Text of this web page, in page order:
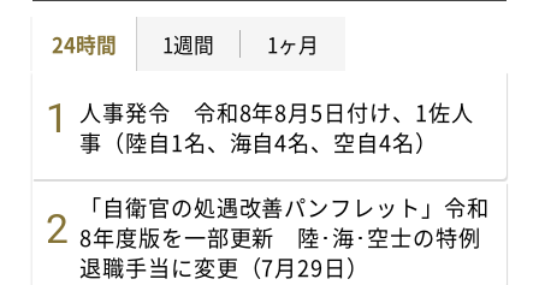
24時間 1週間 1ヶ月
人事発令 令和8年8月5日付け、1佐人
事（陸自1名、海自4名、空自4名）
「自衛官の処遇改善パンフレット」令和
8年度版を一部更新 陸･海･空士の特例
退職手当に変更（7月29日）